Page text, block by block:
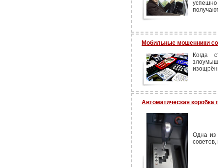
Мобильные мошенники
Когда
Автоматическая коробка
Одна из